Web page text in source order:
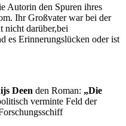
Autorin den Spuren ihres
Ihr Großvater war bei der
nicht darüber,bei
es Erinnerungslücken oder ist
Deen den Roman: „Die
verminte Feld der